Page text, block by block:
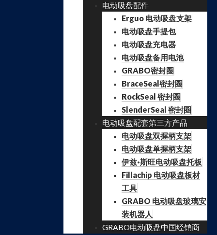
电动吸盘配件
Erguo 电动吸盘支架
电动吸盘手提包
电动吸盘充电器
电动吸盘备用电池
GRABO密封圈
BraceSeal密封圈
RockSeal 密封圈
SlenderSeal 密封圈
电动吸盘配套第三方产品
电动吸盘双握柄支架
电动吸盘单握柄支架
伊兹·斯旺电动吸盘托板
Fillachip 电动吸盘板材
工具
GRABO 电动吸盘玻璃安
装机器人
GRABO电动吸盘中国经销商